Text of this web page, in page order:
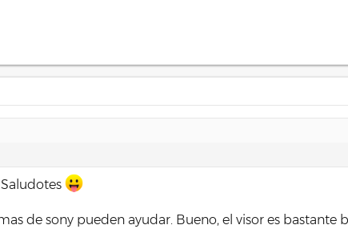
de sony pueden ayudar. Bueno, el visor es bastante